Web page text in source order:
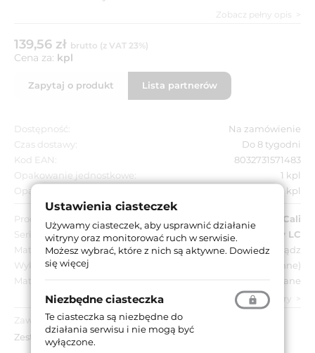
Zobacz pełny opis
139,56 zł brutto (z VAT 23%)
Cena za: kpl
Zapytaj o produkt Lista partnerów
Dostępność:
Na zamówienie
Czas dostawy:
Do 8 tygodni
Kod EAN:
8032731571483
Opakowanie jednostkowe:
1 kpl
Opakowanie zbiorcze:
1 kpl
Producent:
Linea Cali
Seria:
Zestaw mocujący LC
Materiał:
Mosiądz
Wykończenie:
BM - brązowione matowe (ciemne)
Materiał drzwi:
Drewniane
zobacz wszystkie parametry
Zawartość opakowania:
Zestaw do montażu uchwytów drzwiowych.
Ustawienia ciasteczek
Używamy ciasteczek, aby usprawnić działanie
witryny oraz monitorować ruch w serwisie.
Możesz wybrać, które z nich są aktywne. Dowiedz
się więcej
Niezbędne ciasteczka
Te ciasteczka są niezbędne do
działania serwisu i nie mogą być
wyłączone.